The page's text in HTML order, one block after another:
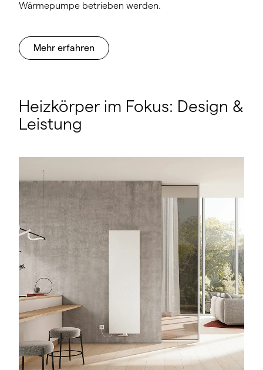
Wärmepumpe betrieben werden.
Mehr erfahren
Heizkörper im Fokus: Design &
Leistung